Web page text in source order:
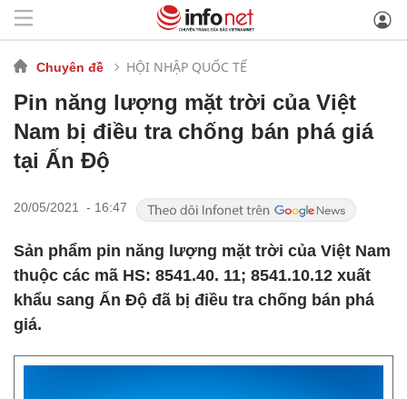
Chuyên đề HỘI NHẬP QUỐC TẾ
Pin năng lượng mặt trời của Việt
Nam bị điều tra chống bán phá giá
tại Ấn Độ
20/05/2021 - 16:47
Sản phẩm pin năng lượng mặt trời của Việt Nam
thuộc các mã HS: 8541.40. 11; 8541.10.12 xuất
khẩu sang Ấn Độ đã bị điều tra chống bán phá
giá.